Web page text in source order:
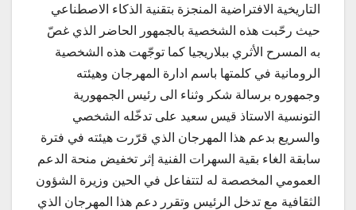
التاريخية الافتراضية المنجزة بتقنية الذكاء الاصطناعي
حيث رحّبت هذه الشخصية بالجمهور الحاضر الذي غصّ
به المسرح الأثري ببلاريجيا كما توجّهت هذه الشخصية
الرومانية في كلمتها باسم ادارة المهرجان وهيئته
وجمهوره برسالة شكر وثناء الى رئيس الجمهورية
التونسية الاستاذ قيس سعيد على تدخّله الشخصي
والسريع بدعم هذا المهرجان الذي قرّرت هيئته في فترة
سابقة الغاء بقية السهرات الفنية إثر تخفيض منحة الدعم
العمومي المخصصة له لتتفاعل في الحين وزيرة الشؤون
الثقافية مع تدخل الرئيس وتقرر دعم هذا المهرجان الذي